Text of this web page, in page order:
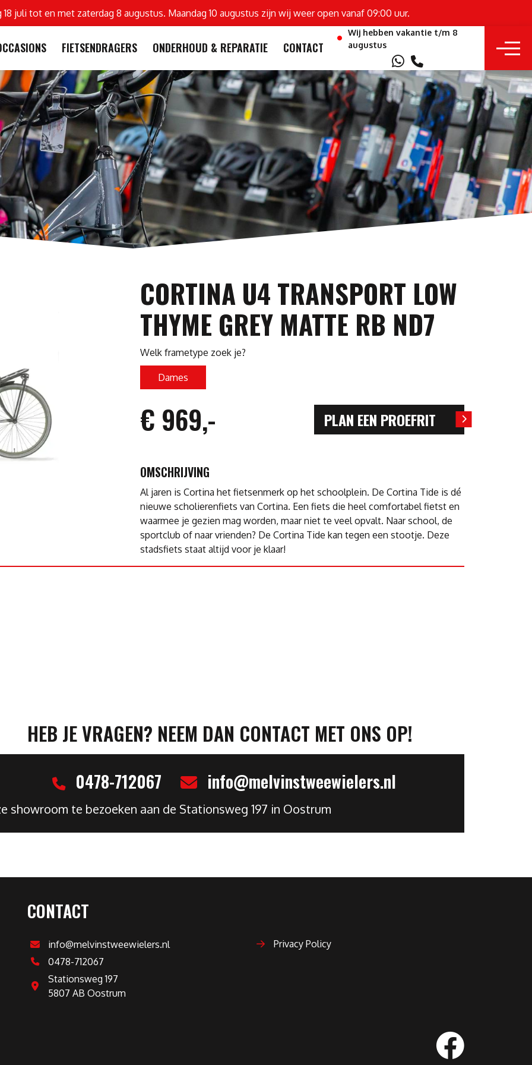
juli tot en met zaterdag 8 augustus. Maandag 10 augustus zijn wij weer open vanaf 09:00 uur.
FIETSENDRAGERS ONDERHOUD & REPARATIE CONTACT
Wij hebben vakantie t/m 8
augustus
CORTINA U4 TRANSPORT LOW
THYME GREY MATTE RB ND7
Welk frametype zoek je?
Dames
€ 969,- PLAN EEN PROEFRIT
OMSCHRIJVING
Al jaren is Cortina het fietsenmerk op het schoolplein. De Cortina Tide is dé
nieuwe scholierenfiets van Cortina. Een fiets die heel comfortabel fietst en
waarmee je gezien mag worden, maar niet te veel opvalt. Naar school, de
sportclub of naar vrienden? De Cortina Tide kan tegen een stootje. Deze
stadsfiets staat altijd voor je klaar!
HEB JE VRAGEN? NEEM DAN CONTACT MET ONS OP!
0478-712067 info@melvinstweewielers.nl
showroom te bezoeken aan de Stationsweg 197 in Oostrum
CONTACT
info@melvinstweewielers.nl
0478-712067
Stationsweg 197
5807 AB Oostrum
Privacy Policy